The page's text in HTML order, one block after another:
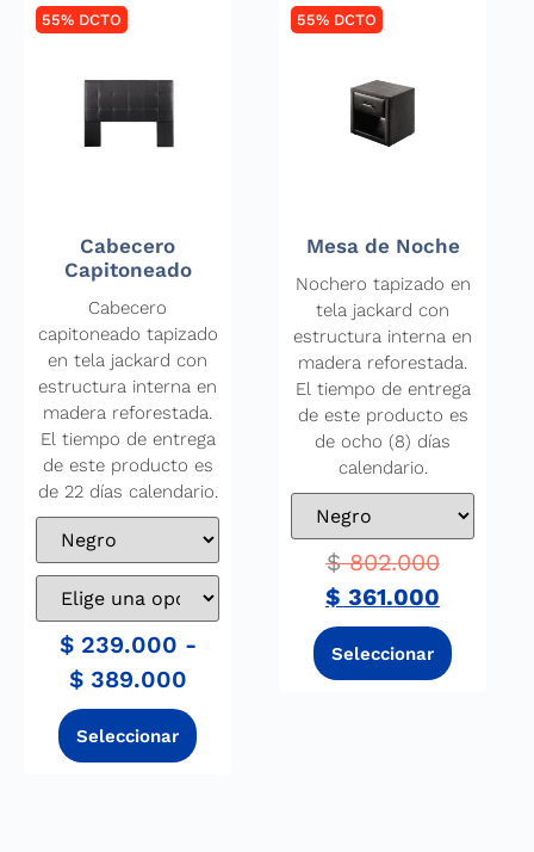
55% DCTO
Cabecero
Capitoneado
Cabecero
capitoneado tapizado
en tela jackard con
estructura interna en
madera reforestada.
El tiempo de entrega
de este producto es
de 22 días calendario.
$239.000 -
$389.000
55% DCTO
Mesa de Noche
Nochero tapizado en
tela jackard con
estructura interna en
madera reforestada.
El tiempo de entrega
de este producto es
de ocho (8) días
calendario.
$802.000
$ 361.000